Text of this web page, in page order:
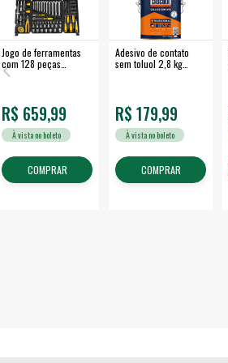
Jogo de ferramentas
com 128 peças
embalagem fechada -
R$ 659,99
À vista no boleto
COMPRAR
Adesivo de contato
sem toluol 2,8 kg
R$ 179,99
À vista no boleto
COMPRAR